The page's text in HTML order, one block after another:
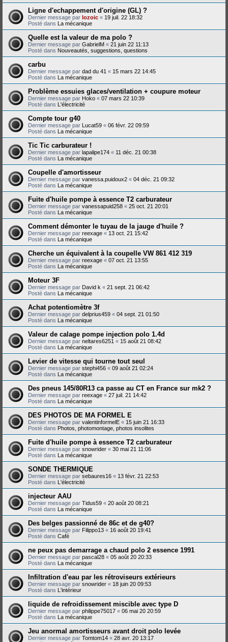
Ligne d'echappement d'origine (GL) ?
Dernier message par lozoic « 19 juil. 22 18:32
Posté dans La mécanique
Quelle est la valeur de ma polo ?
Dernier message par GabrielM « 21 juin 22 11:13
Posté dans Nouveautés, suggestions, questions
carbu
Dernier message par dad du 41 « 15 mars 22 14:45
Posté dans La mécanique
Problème essuies glaces/ventilation + coupure moteur
Dernier message par Hoko « 07 mars 22 10:39
Posté dans L'électricité
Compte tour g40
Dernier message par Lucat59 « 06 févr. 22 09:59
Posté dans La mécanique
Tic Tic carburateur !
Dernier message par lapalipe174 « 11 déc. 21 00:38
Posté dans La mécanique
Coupelle d'amortisseur
Dernier message par vanessa.puidoux2 « 04 déc. 21 09:32
Posté dans La mécanique
Fuite d'huile pompe à essence T2 carburateur
Dernier message par vanessapuid258 « 25 oct. 21 20:01
Posté dans La mécanique
Comment démonter le tuyau de la jauge d'huile ?
Dernier message par reexage « 13 oct. 21 15:42
Posté dans La mécanique
Cherche un équivalent à la coupelle VW 861 412 319
Dernier message par reexage « 07 oct. 21 13:55
Posté dans La mécanique
Moteur 3F
Dernier message par David k « 21 sept. 21 06:42
Posté dans La mécanique
Achat potentiomètre 3f
Dernier message par delprius459 « 04 sept. 21 01:50
Posté dans La mécanique
Valeur de calage pompe injection polo 1.4d
Dernier message par neltares6251 « 15 août 21 08:42
Posté dans La mécanique
Levier de vitesse qui tourne tout seul
Dernier message par stephi456 « 09 août 21 02:24
Posté dans La mécanique
Des pneus 145/80R13 ca passe au CT en France sur mk2 ?
Dernier message par reexage « 27 juil. 21 14:42
Posté dans La mécanique
DES PHOTOS DE MA FORMEL E
Dernier message par valentinformelE « 15 juin 21 16:33
Posté dans Photos, photomontage, photos insolites
Fuite d'huile pompe à essence T2 carburateur
Dernier message par snowrider « 30 mai 21 11:06
Posté dans La mécanique
SONDE THERMIQUE
Dernier message par sebaures16 « 13 févr. 21 22:53
Posté dans L'électricité
injecteur AAU
Dernier message par Tidus59 « 20 août 20 08:21
Posté dans La mécanique
Des belges passionné de 86c et de g40?
Dernier message par Filippo13 « 16 août 20 19:41
Posté dans Café
ne peux pas demarrage a chaud polo 2 essence 1991
Dernier message par pascal28 « 05 août 20 20:33
Posté dans La mécanique
Infiltration d'eau par les rétroviseurs extérieurs
Dernier message par snowrider « 18 juin 20 09:53
Posté dans L'intérieur
liquide de refroidissement miscible avec type D
Dernier message par philippe75017 « 06 mai 20 20:59
Posté dans La mécanique
Jeu anormal amortisseurs avant droit polo levée
Dernier message par Tomtom14 « 28 avr. 20 13:17